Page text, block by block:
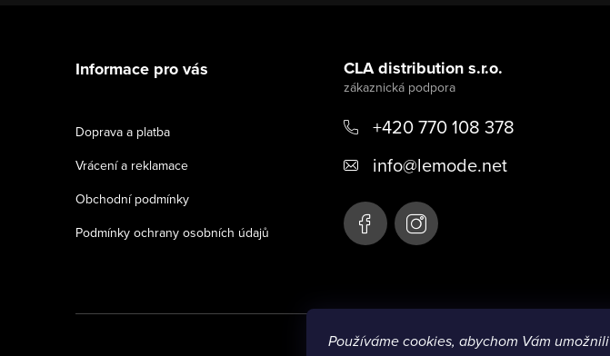
Používáme cookies, abychom Vám umožnili
Informace pro vás
Doprava a platba
Vrácení a reklamace
Obchodní podmínky
Podmínky ochrany osobních údajů
CLA distribution s.r.o.
+420 770 108 378
info@lemode.net